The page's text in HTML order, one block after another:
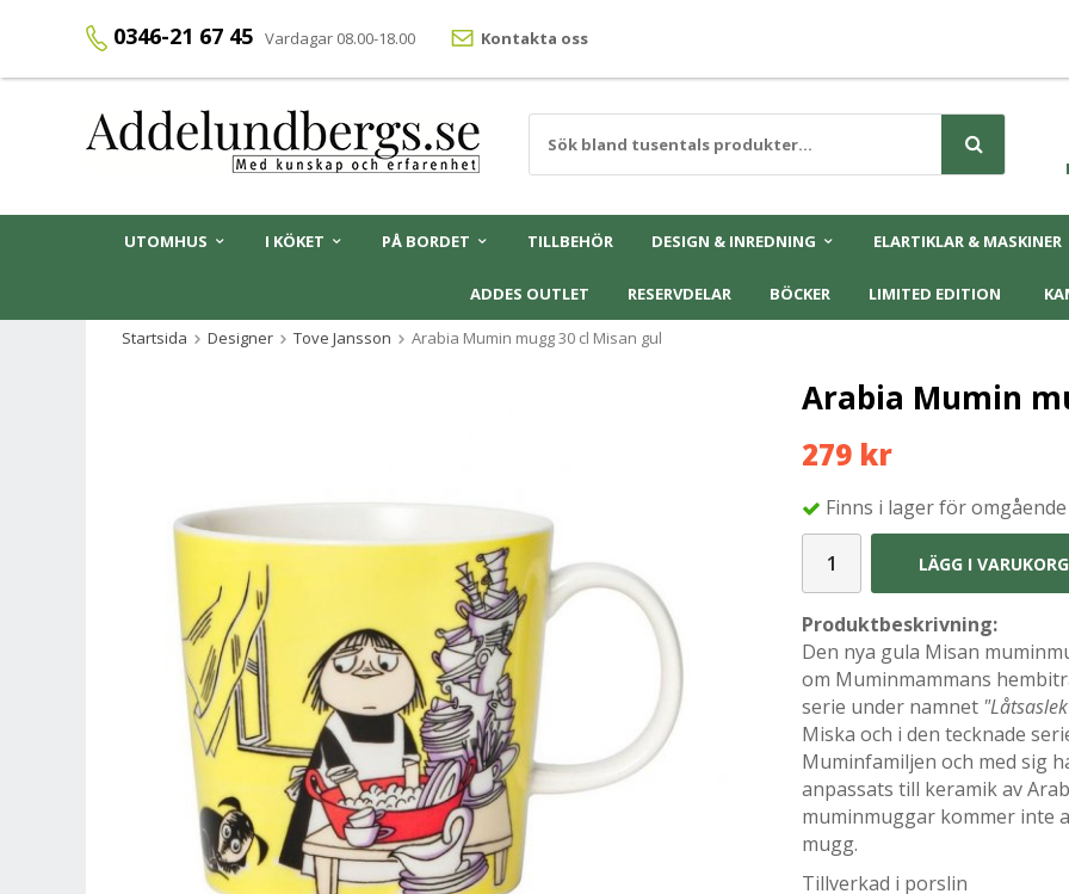
0346-21 67 45 Vardagar 08.00-18.00 Kontakta oss
UTOMHUS I KÖKET PÅ BORDET TILLBEHÖR DESIGN & INREDNING ELARTIKLAR & MASKINER
ADDES OUTLET RESERVDELAR BÖCKER LIMITED EDITION
Startsida Designer Tove Jansson Arabia Mumin mugg 30 cl Misan gul
Arabia Mumin
279 kr
Finns i lager för
LÄGG I
Produktbeskrivning:
Den nya gula Misan
om Muminmammans
serie under namnet
Miska och i den tecknade
Muminfamiljen och med sig
anpassats till keramik av
muminmuggar kommer inte
mugg.
Tillverkad i porslin